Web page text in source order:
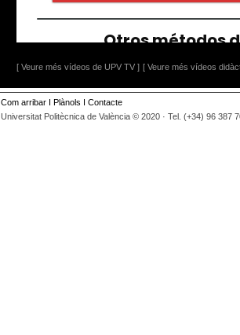
[ Veure més vídeos de UPV TV ] [ Veure més vídeos
Com arribar I Plànols I Contacte
Universitat Politècnica de València © 2020 · Tel. (+34) 96 387